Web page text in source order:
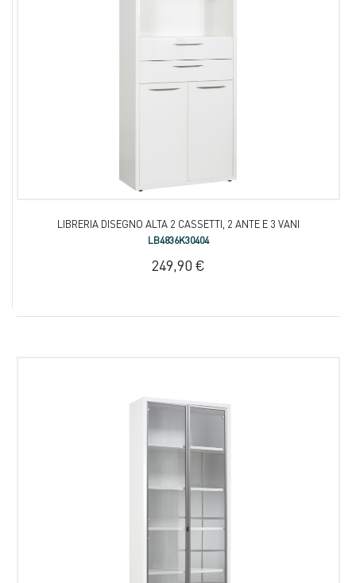
LIBRERIA DISEGNO ALTA 2 CASSETTI, 2 ANTE E 3 VANI
LB4836K30404
249,90 €